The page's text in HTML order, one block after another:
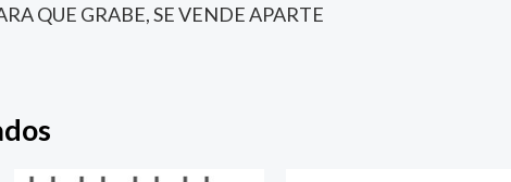
QUE GRABE, SE VENDE APARTE